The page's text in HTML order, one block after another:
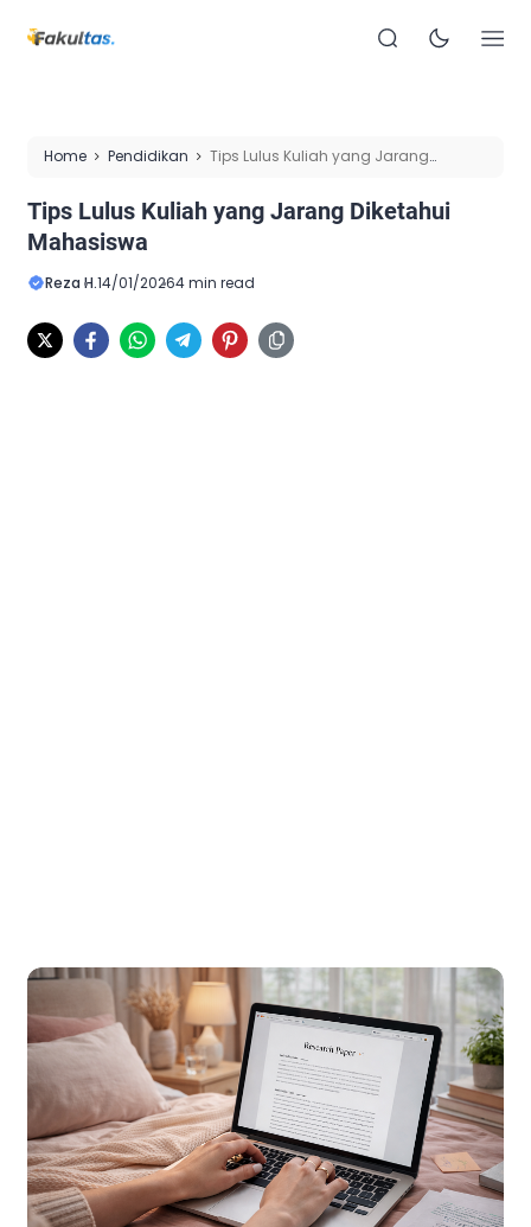
Home Pendidikan
Tips Lulus Kuliah yang Jarang
Tips Lulus Kuliah yang Jarang Diketahui
Mahasiswa
Reza H.14/01/20264 min read